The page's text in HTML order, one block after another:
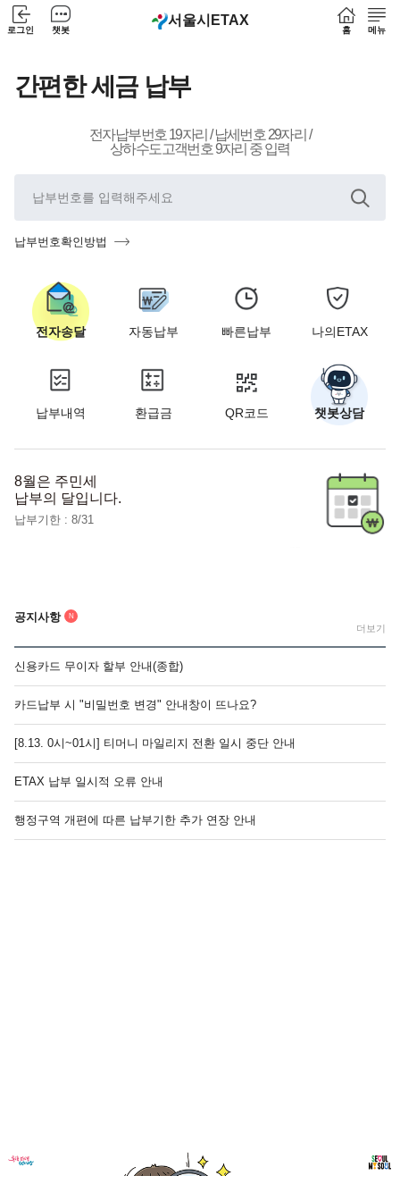
로그인 챗봇
서울시 ETAX
홈 메뉴
간편한 세금 납부
전자납부번호 19자리 / 납세번호 29자리 /
상하수도고객번호 9자리 중 입력
납부번호확인방법
전자송달 자동납부 빠른납부 나의ETAX
납부내역 환급금 QR코드 챗봇상담
8월은 주민세
납부의 달입니다.
납부기한 : 8/31
공지사항 N
더보기
신용카드 무이자 할부 안내(종합)
카드납부 시 "비밀번호 변경" 안내창이 뜨나요?
[8.13. 0시~01시] 티머니 마일리지 전환 일시 중단 안내
ETAX 납부 일시적 오류 안내
행정구역 개편에 따른 납부기한 추가 연장 안내